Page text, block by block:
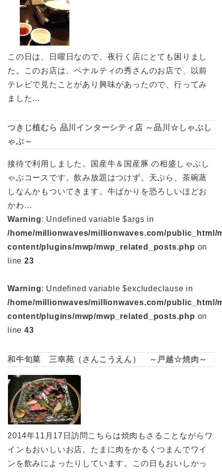
この日は、日曜日なので、夜行く店にとても困りまし
た。このお店は、ペナルティの秀さんのお店で、以前
テレビで見たことがあり興味があったので、行ってみ
ました…
つきじ植むら 品川インターシティ店 ～品川☆しゃぶし
ゃぶ～
接待で利用しました。国産牛＆国産豚 の相盛しゃぶし
ゃぶコースです。飲み放題はつけず。天ぷら、茶碗蒸
しなんかもついてきます。牛ばかりを恐ろしいほどお
かわ…
Warning: Undefined variable $args in
/home/millionwaves/millionwaves.com/public_html/
content/plugins/mwp/mwp_related_posts.php on
line 23
Warning: Undefined variable $excludeclause in
/home/millionwaves/millionwaves.com/public_html/
content/plugins/mwp/mwp_related_posts.php on
line 43
和牛旬菜 三幸苑（さんこうえん） ～戸越☆焼肉～
2014年11月17日訪問こちらは焼肉もさることながらワ
インもおいしいお店。たまに肉をかるくつまんでワイ
ンを飲みによったりしています。この日もおいしかっ